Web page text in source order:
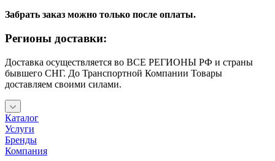
Забрать заказ можно только после оплаты.
Регионы доставки:
Доставка осуществляется во ВСЕ РЕГИОНЫ РФ и страны
бывшего СНГ. До Транспортной Компании Товары
доставляем своими силами.
Каталог
Услуги
Бренды
Компания